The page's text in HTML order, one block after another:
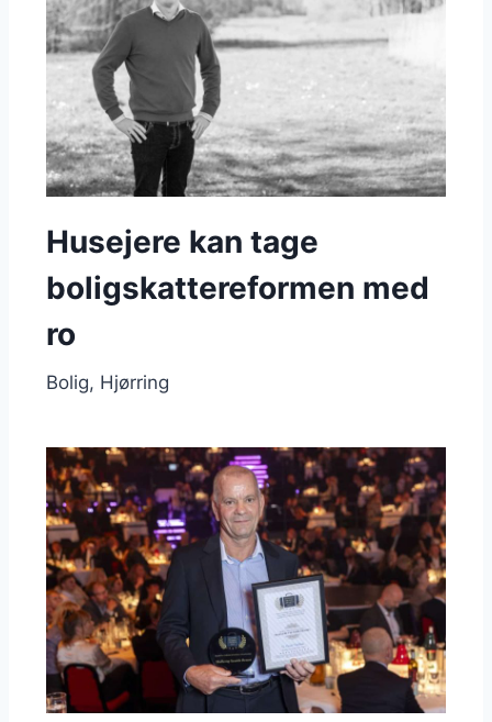
Husejere kan tage
boligskattereformen med
ro
Bolig Hjørring